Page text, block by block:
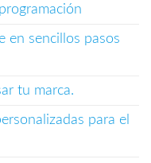
en sencillos pasos
tu marca.
para el